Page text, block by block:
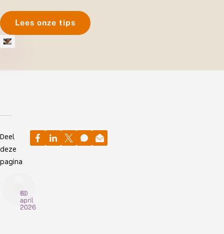
Lees onze tips
Deel
deze
pagina
30
april
2026
10
april
2026
6
april
2026